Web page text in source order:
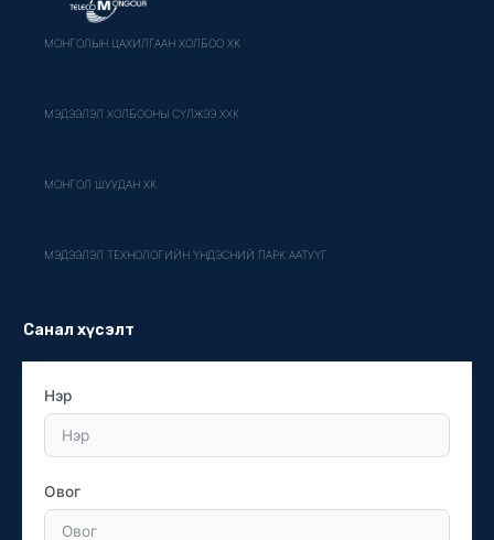
МОНГОЛЫН ЦАХИЛГААН ХОЛБОО ХК
МЭДЭЭЛЭЛ ХОЛБООНЫ СҮЛЖЭЭ ХХК
МОНГОЛ ШУУДАН ХК
МЭДЭЭЛЭЛ ТЕХНОЛОГИЙН ҮНДЭСНИЙ ПАРК ААТУҮГ
Санал хүсэлт
Нэр
Овог